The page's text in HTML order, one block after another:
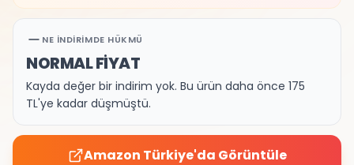
NE İNDIRIMDE HÜKMÜ
NORMAL FİYAT
Kayda değer bir indirim yok. Bu ürün daha önce 175
TL'ye kadar düşmüştü.
Amazon Türkiye'da Görüntüle